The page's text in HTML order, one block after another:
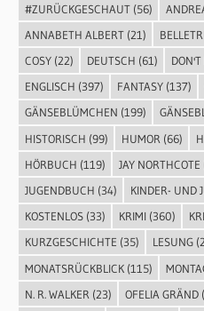
#ZURÜCKGESCHAUT(56)
ANNABETH ALBERT(21)
COSY(22) DEUTSCH (61)
ENGLISCH (397) FANTASY(137)
GÄNSEBLÜMCHEN (199)
HISTORISCH (99) HUMOR (66)
HÖRBUCH (119) JAY NORTHCOTE
JUGENDBUCH (34) KINDER- UND
KOSTENLOS(33) KRIMI(360)
KURZGESCHICHTE (35) LESUNG
MONATSRÜCKBLICK(115)
N. R. WALKER (23) OFELIA GRÄND